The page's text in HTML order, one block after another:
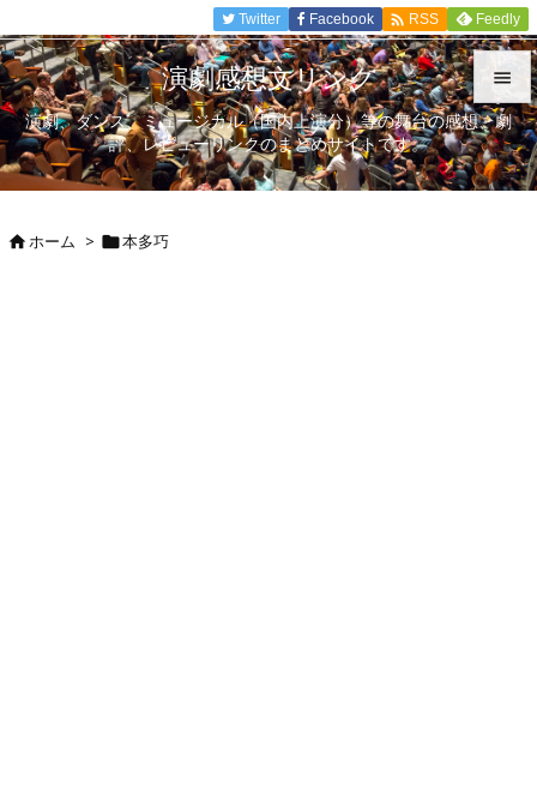


メニュ

Twitter Facebook  RSS Feedly
演劇感想文リンク
演劇、ダンス、ミュージカル（国内上演分）等の舞台の感想、劇
評、レビューリンクのまとめサイトです。
ホーム > 本多巧